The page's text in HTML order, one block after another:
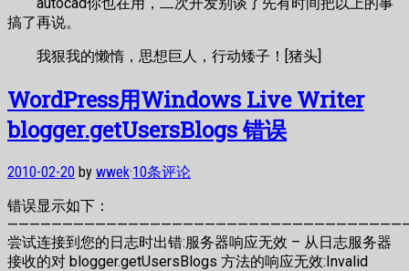
搞了再说。
我狠我的懒惰，思想巨人，行动矮子！[猪头]
WordPress用Windows Live Writer
blogger.getUsersBlogs 错误
2010-02-20 by wwek·10条评论
错误显示如下：
尝试连接到您的日志时出错:服务器响应无效 – 从日志服务器
接收的对 blogger.getUsersBlogs 方法的响应无效:Invalid